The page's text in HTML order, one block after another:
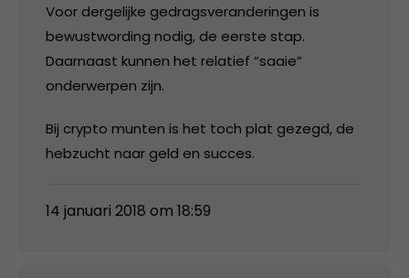
Voor dergelijke gedragsveranderingen is
bewustwording nodig, de eerste stap.
Daarnaast kunnen het relatief “saaie”
onderwerpen zijn.
Bij crypto munten is het toch plat gezegd, de
hebzucht naar geld en succes.
14 januari 2018 om 18:59